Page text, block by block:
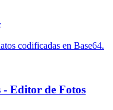
codificadas en Base64.
- Editor de Fotos